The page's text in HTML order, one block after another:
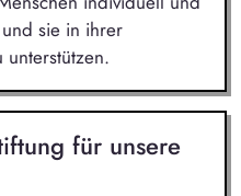
sie in ihrer
unterstützen.
für unsere